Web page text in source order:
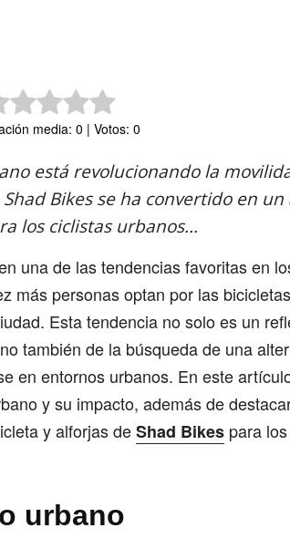
media: 0 | Votos: 0
está revolucionando la
Bikes se ha convertido en un
los ciclistas urbanos...
una de las tendencias favoritas en
más personas optan por las
Esta tendencia no solo es un
también de la búsqueda de una
en entornos urbanos. En este
y su impacto, además de
y alforjas deShad Bikes para
urbano